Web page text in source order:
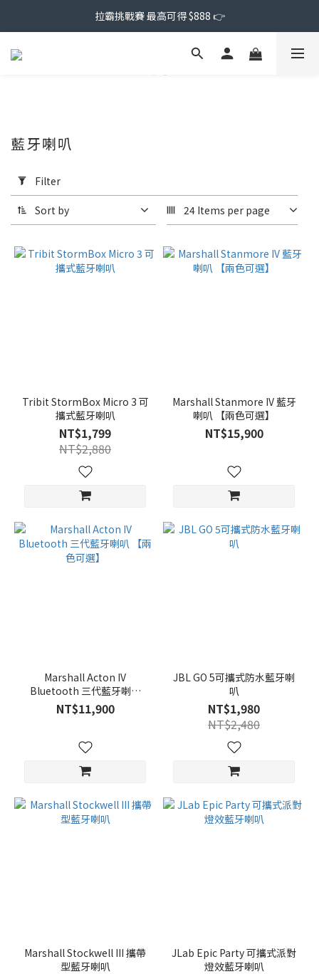
拉霸挑戰賽 最高可得 $888 👉
Filter
(0/20)
Range
藍牙喇叭
Filter
Sort by 24 Items per page
Tribit StormBox Micro 3 可
攜式藍牙喇叭
NT$1,799
NT$2,880
Marshall Stanmore IV 藍牙
喇叭 【兩色可選】
NT$15,900
Marshall Acton IV
Bluetooth 三代藍牙喇叭
【兩色可選】
NT$11,900
JBL GO 5可攜式防水藍牙喇
叭
NT$1,980
NT$2,480
Marshall Stockwell III 攜帶
型藍牙喇叭
JLab Epic Party 可攜式派對
燈效藍牙喇叭